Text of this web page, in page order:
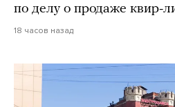
по делу о продаже квир-
18 часов назад